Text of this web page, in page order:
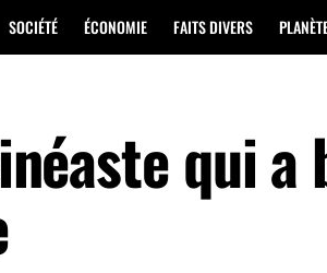
SOCIÉTÉ ÉCONOMIE FAITS DIVERS
qui a